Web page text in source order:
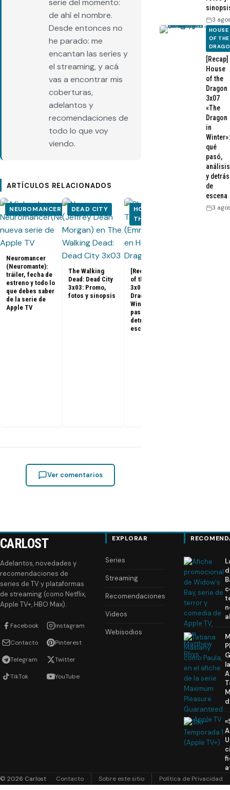
serie del momento:
de ahí el nombre.
Desde entonces no
he parado: me
encantan las series y
el streaming, y acá
vas a encontrar mis
coberturas,
adelantos y
recomendaciones de
todo lo que voy
viendo.
ARTÍCULOS RELACIONADOS
NEUROMANCER
Neuromancer
(Neuromante):
tráiler, fecha de
estreno y todo lo
que debes saber
de la serie de
Apple TV
DEAD CITY
The Walking
Dead: Dead City
3x03: Promo,
fotos y sinopsis
HOUSE OF
THE DRAGON
[Recap] House
of the Dragon
3x07 «The
Dragon in
Winter»: qué
pasó, análisis y
detrás de
escena
HOUSE OF
Ver comentarios
3
HOUSE
OF THE
[Recap]
House
of the
Dragon
3x07
«The
Dragon
in
Winter»:
qué
pasó,
análisis
y detrás
de
escena
3
CARLOST
Adelantos, novedades y
recomendaciones de
series de TV y plataformas
de streaming (como Netflix,
Apple TV+, HBO Max).
Facebook Instagram
Contacto Pinterest
Telegram Twitter
TikTok YouTube
EXPLORAR
Series
Streaming
Recomendaciones
Videos
Webisodios
© 2026 Carlost Contacto Sobre este sitio Política de Privacidad